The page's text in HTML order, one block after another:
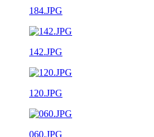
184.JPG
142.JPG
120.JPG
060.JPG